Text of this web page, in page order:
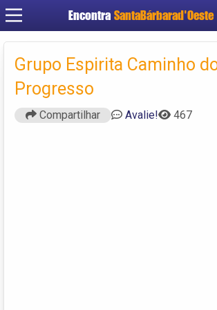
Encontra SantaBárbarad'Oeste
Cadastrar
Criar conta
Grupo Espirita Caminho
Progresso
Compartilhar Avalie! 467